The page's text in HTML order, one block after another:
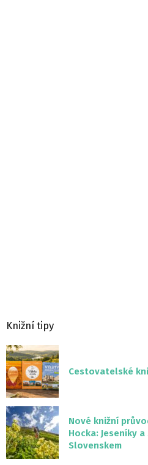
Knižní tipy
Cestovatelské
Nové knižní
Hocka: Jeseníky
Slovenskem